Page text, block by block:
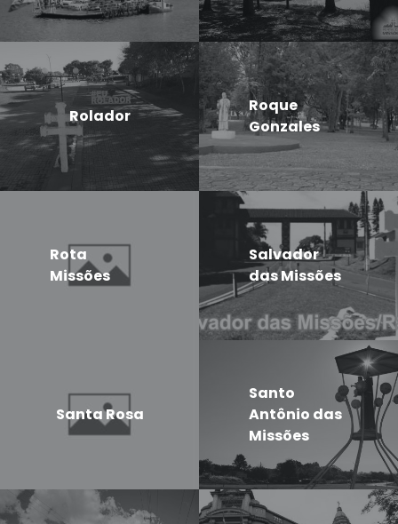
Rolador
Roque
Gonzales
Rota
Missões
Salvador
das Missões
Santa Rosa
Santo
Antônio das
Missões